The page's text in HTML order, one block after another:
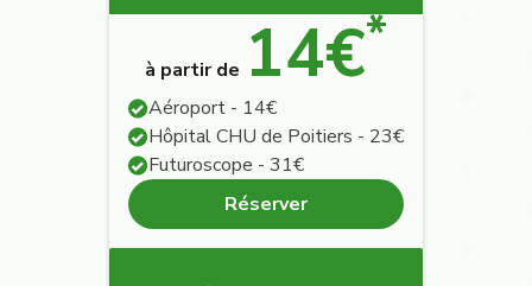
à partir de 14€*
Aéroport - 14€
Hôpital CHU de Poitiers - 23€
Futuroscope - 31€
Réserver